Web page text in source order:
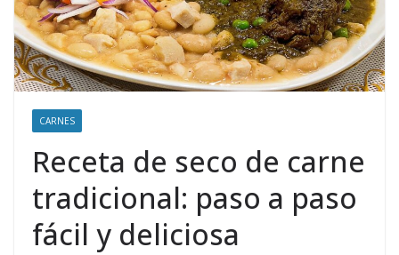
CARNES
Receta de seco de carne
tradicional: paso a paso
fácil y deliciosa